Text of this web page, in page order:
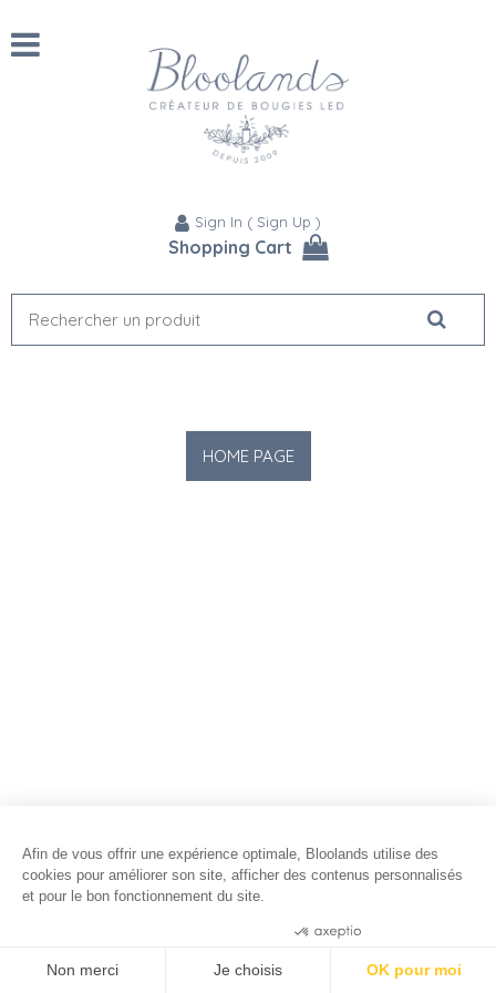
Sign In ( Sign Up )
Shopping Cart
Afin de vous offrir une expérience optimale, Bloolands utilise des
cookies pour améliorer son site, afficher des contenus personnalisés
et pour le bon fonctionnement du site.
Non merci Je choisis OK pour moi